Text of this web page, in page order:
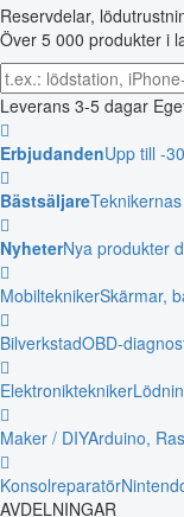
Reservdelar,
Över 5 000 produkter i
Leverans 3-5 dagar
ErbjudandenUpp till -
Bästsäljare
NyheterNya produkter
MobilteknikerSkärmar,
BilverkstadOBD-
Elektroniktekniker
Maker / DIYArduino,
Konsolreparatör
AVDELNINGAR